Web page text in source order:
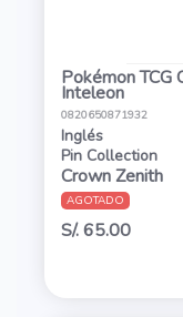
Pokémon TCG
Inteleon
0820650871932
Inglés
Pin Collection
Crown Zenith
AGOTADO
S/. 65.00